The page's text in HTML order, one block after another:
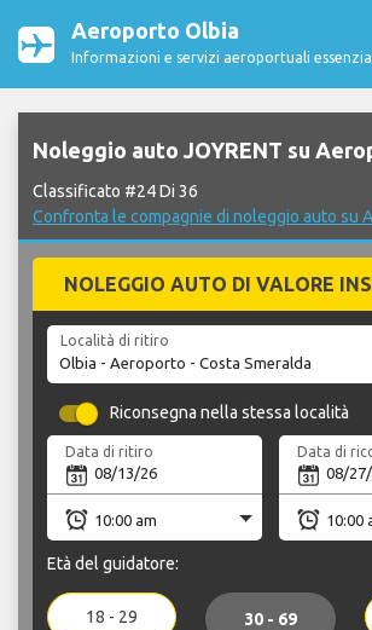
Aeroporto Olbia
Informazioni e servizi aeroportuali
Noleggio auto JOYRENT su
Classificato #24 Di 36
Confronta le compagnie di noleggio auto su
NOLEGGIO AUTO DI VALORE
Località di ritiro
Riconsegna nella stessa località
Data di ritiro Data di
Età del guidatore:
18 - 29 30 - 69